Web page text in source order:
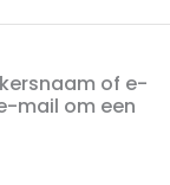
of e-
mail om een